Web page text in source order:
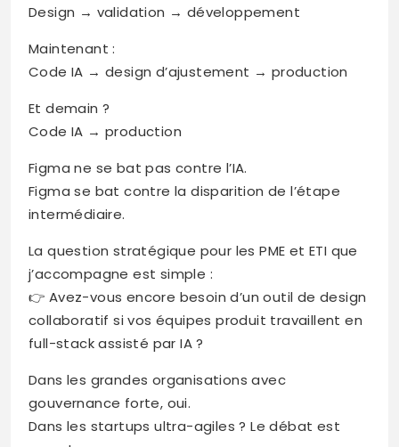
Design → validation → développement
Maintenant :
Code IA → design d’ajustement → production
Et demain ?
Code IA → production
Figma ne se bat pas contre l’IA.
Figma se bat contre la disparition de l’étape
intermédiaire.
La question stratégique pour les PME et ETI que
j’accompagne est simple :
👉 Avez-vous encore besoin d’un outil de design
collaboratif si vos équipes produit travaillent en
full-stack assisté par IA ?
Dans les grandes organisations avec
gouvernance forte, oui.
Dans les startups ultra-agiles ? Le débat est